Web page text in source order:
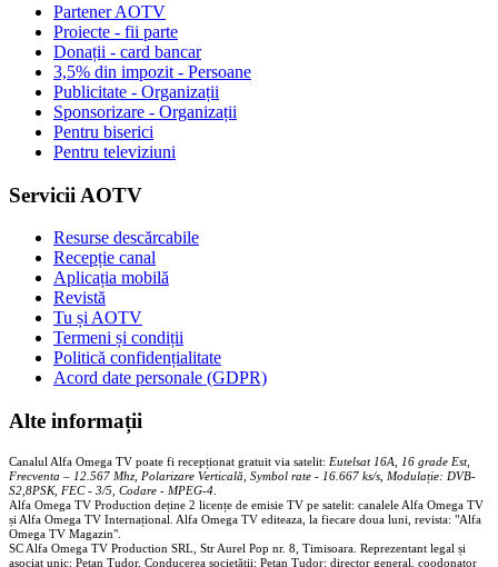
Partener AOTV
Proiecte - fii parte
Donații - card bancar
3,5% din impozit - Persoane
Publicitate - Organizații
Sponsorizare - Organizații
Pentru biserici
Pentru televiziuni
Servicii AOTV
Resurse descărcabile
Recepție canal
Aplicația mobilă
Revistă
Tu și AOTV
Termeni și condiții
Politică confidențialitate
Acord date personale (GDPR)
Alte informații
Canalul Alfa Omega TV poate fi recepționat gratuit via satelit: Eutelsat 16A, 16 grade Est,
Frecventa – 12.567 Mhz, Polarizare Verticală, Symbol rate - 16.667 ks/s, Modulație: DVB-
S2,8PSK, FEC - 3/5, Codare - MPEG-4
Alfa Omega TV Production deține 2 licențe de emisie TV pe satelit: canalele Alfa Omega TV
și Alfa Omega TV Internațional. Alfa Omega TV editeaza, la fiecare doua luni, revista: "Alfa
Omega TV Magazin".
SC Alfa Omega TV Production SRL, Str Aurel Pop nr. 8, Timisoara. Reprezentant legal și
asociat unic: Pețan Tudor. Conducerea societății: Pețan Tudor: director general, coodonator